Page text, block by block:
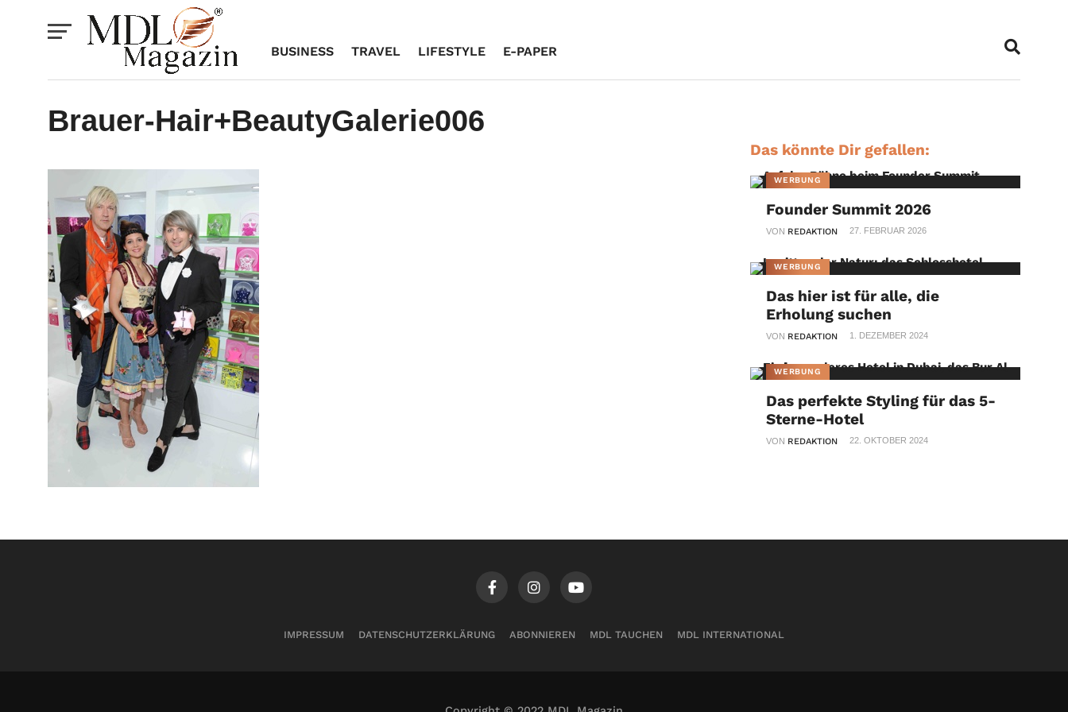
BUSINESS TRAVEL LIFESTYLE E-PAPER
Brauer-Hair+BeautyGalerie006
Das könnte Dir gefallen:
WERBUNG
Founder Summit 2026
VON REDAKTION 27. FEBRUAR 2026
WERBUNG
Das hier ist für alle, die
Erholung suchen
VON REDAKTION 1. DEZEMBER 2024
WERBUNG
Das perfekte Styling für das 5-
Sterne-Hotel
VON REDAKTION 22. OKTOBER 2024
IMPRESSUM DATENSCHUTZERKLÄRUNG ABONNIEREN MDL TAUCHEN MDL INTERNATIONAL